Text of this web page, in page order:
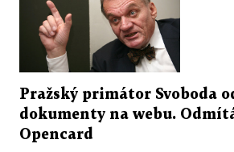
Pražský primátor Svoboda
dokumenty na webu.
Opencard